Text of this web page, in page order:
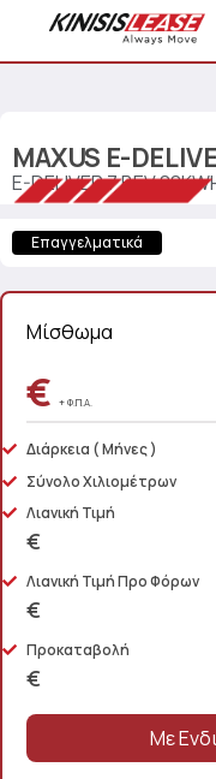
MAXUS E-
E-DELIVER 7 BEV
Επαγγελματικά
Μίσθωμα
€ + Φ.Π.Α.
Διάρκεια ( Μήνες )
Σύνολο Χιλιομέτρων
Λιανική Τιμή
€
Λιανική Τιμή Προ Φόρων
€
Προκαταβολή
€